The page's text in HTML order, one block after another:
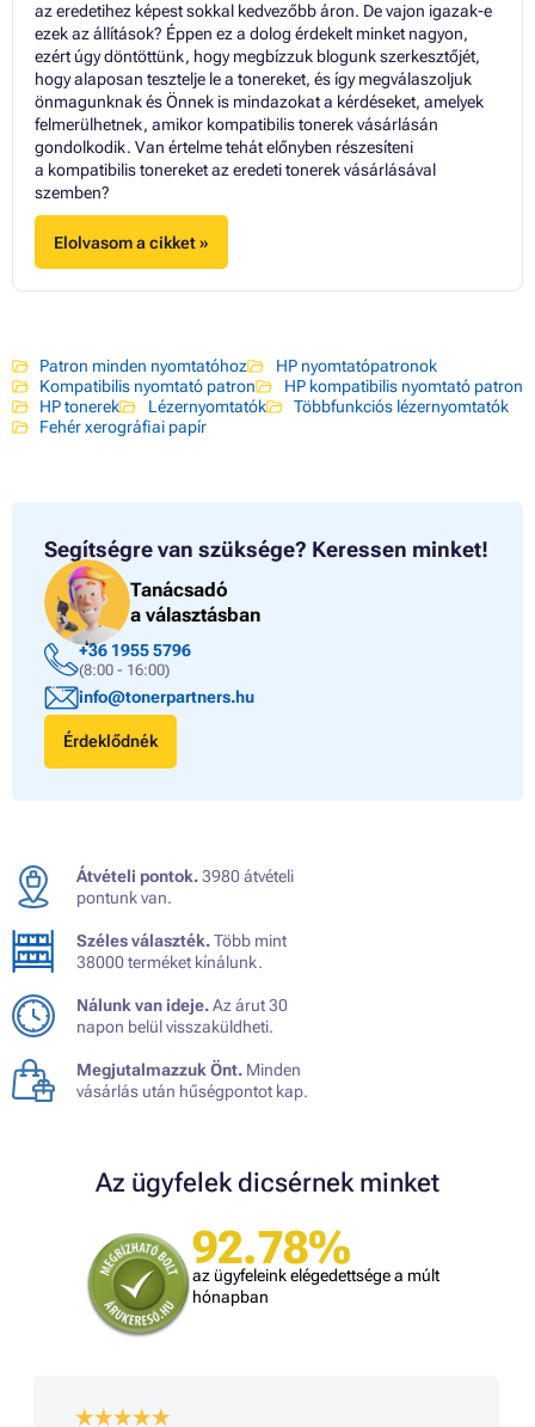
az eredetihez képest sokkal kedvezőbb áron. De vajon igazak-e
ezek az állítások? Éppen ez a dolog érdekelt minket nagyon,
ezért úgy döntöttünk, hogy megbízzuk blogunk szerkesztőjét,
hogy alaposan tesztelje le a tonereket, és így megválaszoljuk
önmagunknak és Önnek is mindazokat a kérdéseket, amelyek
felmerülhetnek, amikor kompatibilis tonerek vásárlásán
gondolkodik. Van értelme tehát előnyben részesíteni
a kompatibilis tonereket az eredeti tonerek vásárlásával
szemben?
Elolvasom a cikket »
Patron minden nyomtatóhoz
HP nyomtatópatronok
Kompatibilis nyomtató patron
HP kompatibilis nyomtató patron
HP tonerek
Lézernyomtatók
Többfunkciós lézernyomtatók
Fehér xerográfiai papír
Segítségre van szüksége? Keressen minket!
Tanácsadó
a választásban
+36 1955 5796
(8:00 - 16:00)
info@tonerpartners.hu
Érdeklődnék
Átvételi pontok.3980 átvételi
pontunk van.
Széles választék.Több mint
38000 terméket kínálunk.
Nálunk van ideje.Az árut 30
napon belül visszaküldheti.
Megjutalmazzuk Önt. Minden
vásárlás után hűségpontot kap.
Az ügyfelek dicsérnek minket
92.78%
az ügyfeleink elégedettsége a múlt
hónapban